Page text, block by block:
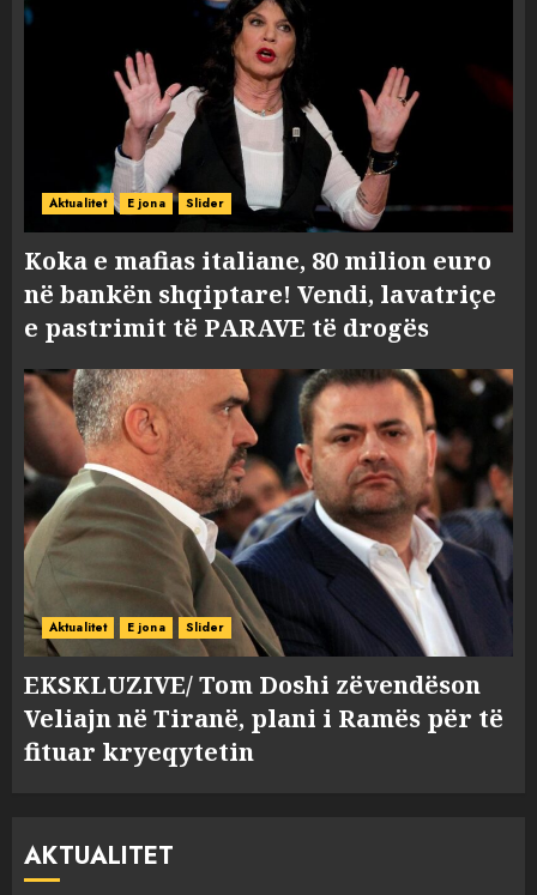
Aktualitet E jona Slider
Koka e mafias italiane, 80 milion euro
në bankën shqiptare! Vendi, lavatriçe
e pastrimit të PARAVE të drogës
Aktualitet E jona Slider
EKSKLUZIVE/ Tom Doshi zëvendëson
Veliajn në Tiranë, plani i Ramës për të
fituar kryeqytetin
AKTUALITET